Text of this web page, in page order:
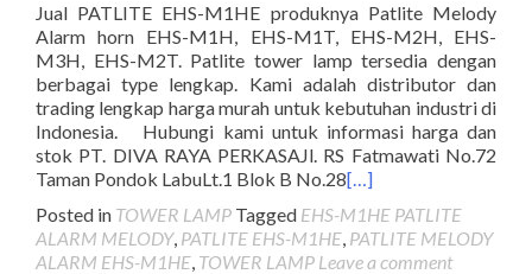
Jual PATLITE EHS-M1HE produknya Patlite Melody
Alarm horn EHS-M1H, EHS-M1T, EHS-M2H, EHS-
M3H, EHS-M2T. Patlite tower lamp tersedia dengan
berbagai type lengkap. Kami adalah distributor dan
trading lengkap harga murah untuk kebutuhan industri di
Indonesia. Hubungi kami untuk informasi harga dan
stok PT. DIVA RAYA PERKASAJl. RS Fatmawati No.72
Taman Pondok LabuLt.1 Blok B No.28[…]
Posted in TOWER LAMP Tagged EHS-M1HE PATLITE
ALARM MELODY, PATLITE EHS-M1HE, PATLITE MELODY
ALARM EHS-M1HE, TOWER LAMP Leave a comment